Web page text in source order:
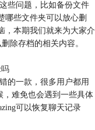
些问题，比如备份文件
哪些文件夹可以放心删
，本期我们就来为大家介
除存档的相关内容。
的一款，很多用户都用
，难免也会遇到一些具体
可以恢复聊天记录